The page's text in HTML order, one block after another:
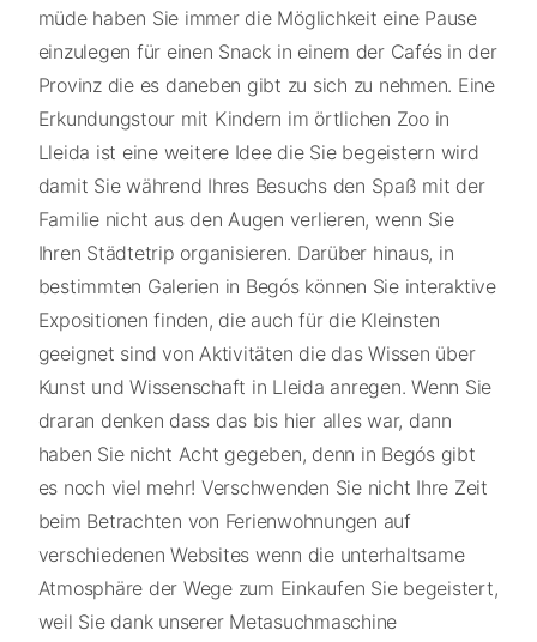
müde haben Sie immer die Möglichkeit eine Pause
einzulegen für einen Snack in einem der Cafés in der
Provinz die es daneben gibt zu sich zu nehmen. Eine
Erkundungstour mit Kindern im örtlichen Zoo in
Lleida ist eine weitere Idee die Sie begeistern wird
damit Sie während Ihres Besuchs den Spaß mit der
Familie nicht aus den Augen verlieren, wenn Sie
Ihren Städtetrip organisieren. Darüber hinaus, in
bestimmten Galerien in Begós können Sie interaktive
Expositionen finden, die auch für die Kleinsten
geeignet sind von Aktivitäten die das Wissen über
Kunst und Wissenschaft in Lleida anregen. Wenn Sie
draran denken dass das bis hier alles war, dann
haben Sie nicht Acht gegeben, denn in Begós gibt
es noch viel mehr! Verschwenden Sie nicht Ihre Zeit
beim Betrachten von Ferienwohnungen auf
verschiedenen Websites wenn die unterhaltsame
Atmosphäre der Wege zum Einkaufen Sie begeistert,
weil Sie dank unserer Metasuchmaschine